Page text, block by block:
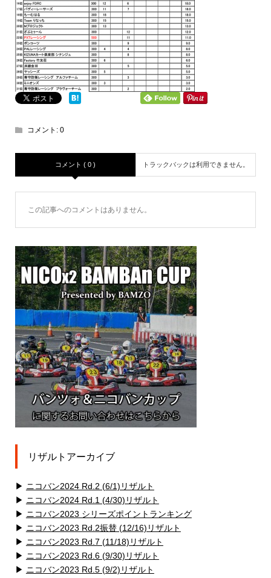
コメント: 0
コメント ( 0 ) トラックバックは利用できません。
この記事へのコメントはありません。
リザルトアーカイブ
▶ ニコバン2024 Rd.2 (6/1)リザルト
▶ ニコバン2024 Rd.1 (4/30)リザルト
▶ ニコバン2023 シリーズポイントランキング
▶ ニコバン2023 Rd.2振替 (12/16)リザルト
▶ ニコバン2023 Rd.7 (11/18)リザルト
▶ ニコバン2023 Rd.6 (9/30)リザルト
▶ ニコバン2023 Rd.5 (9/2)リザルト